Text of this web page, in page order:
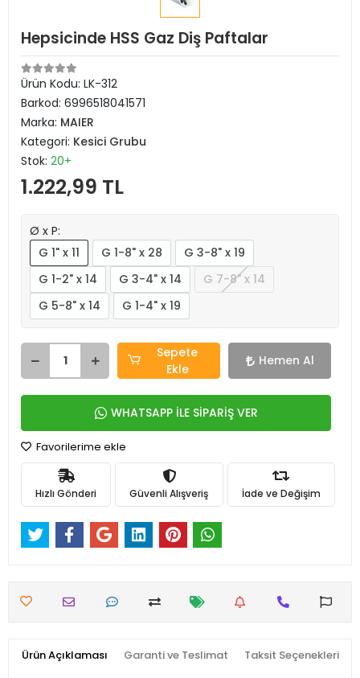
Hepsicinde HSS Gaz Diş Paftalar
Ürün Kodu: LK-312
Barkod: 6996518041571
Marka: MAIER
Kategori: Kesici Grubu
Stok: 20+
1.222,99 TL
Ø x P:
G 1" x 11
G 1-8" x 28
G 3-8" x 19
G 1-2" x 14
G 3-4" x 14
G 7-8" x 14
G 5-8" x 14
G 1-4" x 19
Sepete
Ekle
Hemen Al
WHATSAPP İLE SİPARİŞ VER
Favorilerime ekle
Hızlı Gönderi Güvenli Alışveriş İade ve Değişim
Ürün Açıklaması Garanti ve Teslimat Taksit Seçenekleri